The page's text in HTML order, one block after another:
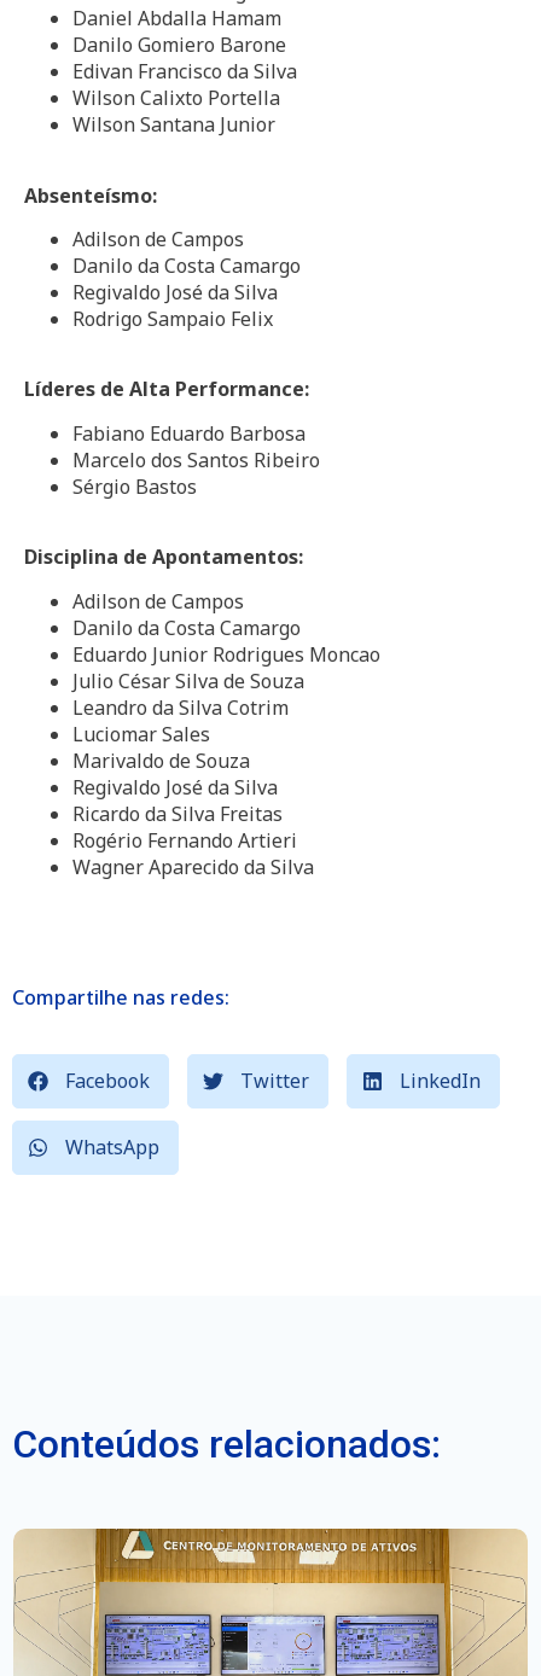
Daniel Abdalla Hamam
Danilo Gomiero Barone
Edivan Francisco da Silva
Wilson Calixto Portella
Wilson Santana Junior
Absenteísmo:
Adilson de Campos
Danilo da Costa Camargo
Regivaldo José da Silva
Rodrigo Sampaio Felix
Líderes de Alta Performance:
Fabiano Eduardo Barbosa
Marcelo dos Santos Ribeiro
Sérgio Bastos
Disciplina de Apontamentos:
Adilson de Campos
Danilo da Costa Camargo
Eduardo Junior Rodrigues Moncao
Julio César Silva de Souza
Leandro da Silva Cotrim
Luciomar Sales
Marivaldo de Souza
Regivaldo José da Silva
Ricardo da Silva Freitas
Rogério Fernando Artieri
Wagner Aparecido da Silva
Compartilhe nas redes:
Facebook Twitter LinkedIn
WhatsApp
Conteúdos relacionados: